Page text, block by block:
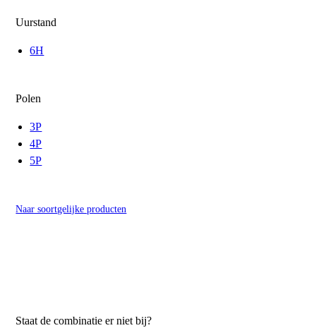
Uurstand
6H
Polen
3P
4P
5P
Naar soortgelijke producten
Staat de combinatie er niet bij?